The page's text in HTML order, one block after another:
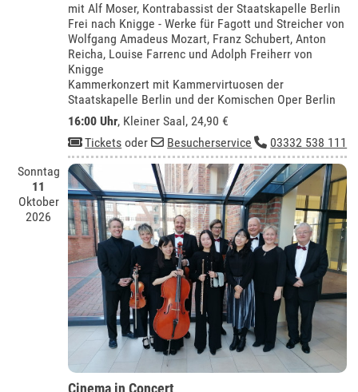
mit Alf Moser, Kontrabassist der Staatskapelle Berlin
Frei nach Knigge - Werke für Fagott und Streicher von
Wolfgang Amadeus Mozart, Franz Schubert, Anton
Reicha, Louise Farrenc und Adolph Freiherr von
Knigge
Kammerkonzert mit Kammervirtuosen der
Staatskapelle Berlin und der Komischen Oper Berlin
16:00 Uhr, Kleiner Saal , 24,90 €
Tickets oder Besucherservice
03332 538 111
Sonntag
11
Oktober
2026
Cinema in Concert